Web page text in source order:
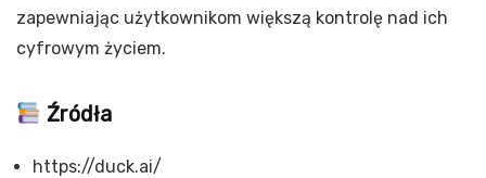
zapewniając użytkownikom większą kontrolę nad ich
cyfrowym życiem.
Źródła
https://duck.ai/